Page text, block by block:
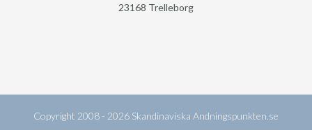
23168 Trelleborg
Copyright 2008 - 2026 Skandinaviska Andningspunkten.se